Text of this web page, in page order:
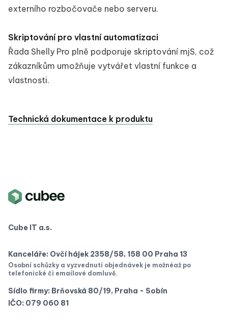
externího rozbočovače nebo serveru.
Skriptování pro vlastní automatizaci
Řada Shelly Pro plně podporuje skriptování mjS, což
zákazníkům umožňuje vytvářet vlastní funkce a
vlastnosti.
Technická dokumentace k produktu
Cube IT a.s.
Kanceláře: Ovčí hájek 2358/58, 158 00 Praha 13
Osobní schůzky a vyzvednutí objednávek je možnéaž po
telefonické či emailové domluvě.
Sídlo firmy: Brňovská 80/19, Praha - Sobín
IČO: 079 060 81